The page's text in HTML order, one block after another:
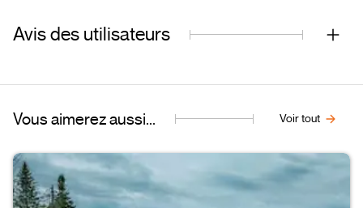
Avis des utilisateurs
Vous aimerez aussi... Voir tout